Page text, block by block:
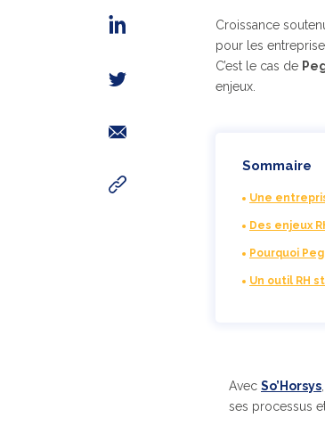
Croissance
pour les
C’est le cas de
enjeux.
Sommaire
Une
Des enjeux
Pourquoi
Un outil RH
Avec So’Horsys
ses processus